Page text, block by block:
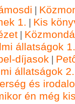
|
1. | Kis
|
állatságok 1.
díjasok |
állatságok 2.
és
én még